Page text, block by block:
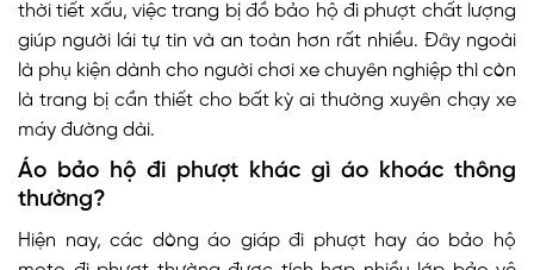
thời tiết xấu, việc trang bị đồ bảo hộ đi phượt chất lượng
giúp người lái tự tin và an toàn hơn rất nhiều. Đây ngoài
là phụ kiện dành cho người chơi xe chuyên nghiệp thì còn
là trang bị cần thiết cho bất kỳ ai thường xuyên chạy xe
máy đường dài.
Áo bảo hộ đi phượt khác gì áo khoác thông
thường?
Hiện nay, các dòng áo giáp đi phượt hay áo bảo hộ